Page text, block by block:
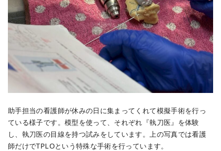
助手担当の看護師が休みの日に集まってくれて模擬手術を行っ
ている様子です。模型を使って、それぞれ『執刀医』を体験
し、執刀医の目線を持つ試みをしています。上の写真では看護
師だけでTPLOという特殊な手術を行っています。